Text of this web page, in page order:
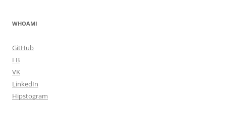
WHOAMI
GitHub
FB
VK
LinkedIn
Hipstogram